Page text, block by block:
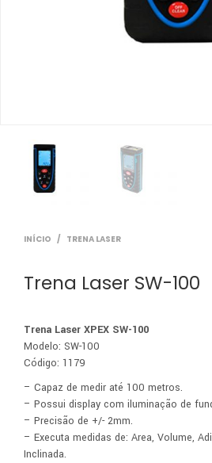
INÍCIO / TRENA LASER
Trena Laser SW-100
Trena Laser XPEX SW-100
Modelo: SW-100
Código: 1179
– Capaz de medir até 100 metros.
– Possui display com iluminação de
– Precisão de +/- 2mm.
– Executa medidas de: Area, Volume,
Inclinada.